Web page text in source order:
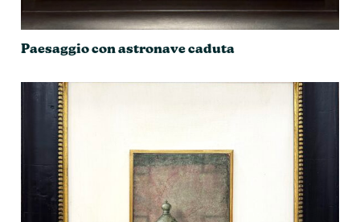
Paesaggio con astronave caduta